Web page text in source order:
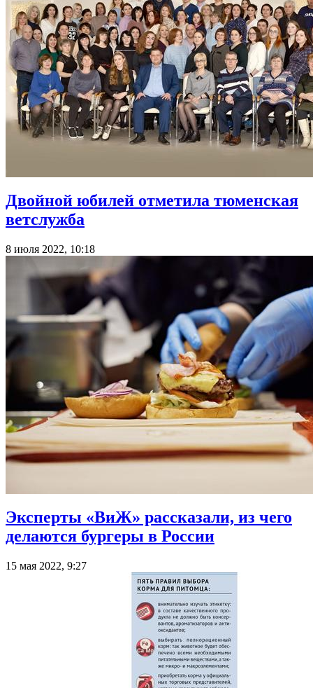
Двойной юбилей отметила тюменская
ветслужба
8 июля 2022, 10:18
Эксперты «ВиЖ» рассказали, из чего
делаются бургеры в России
15 мая 2022, 9:27